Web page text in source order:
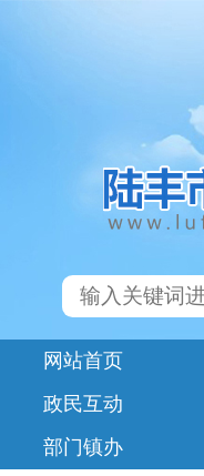
网站首页
政民互动
部门镇办